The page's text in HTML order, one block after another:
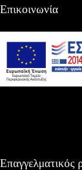
Επικοινωνία
Επαγγελματικός